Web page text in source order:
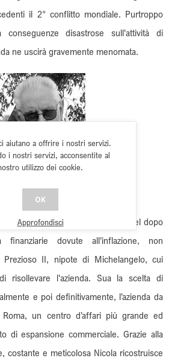
il 2° conflitto mondiale. Purtroppo
conseguenze disastrose sull'attività di
ne uscirà gravemente menomata.
Nicola Prezioso II
la guerra, la crisi economica del dopo
dovute all'inflazione, non
Prezioso II, nipote di Michelangelo, cui
risollevare l'azienda. Sua la scelta di
e poi definitivamente, l’azienda da
Roma, un centro d’affari più grande ed
di espansione commerciale. Grazie alla
costante e meticolosa Nicola ricostruisce
aiutano a offrire i nostri servizi.
i nostri servizi, acconsentite al
utilizzo dei cookie.
OK
Approfondisci